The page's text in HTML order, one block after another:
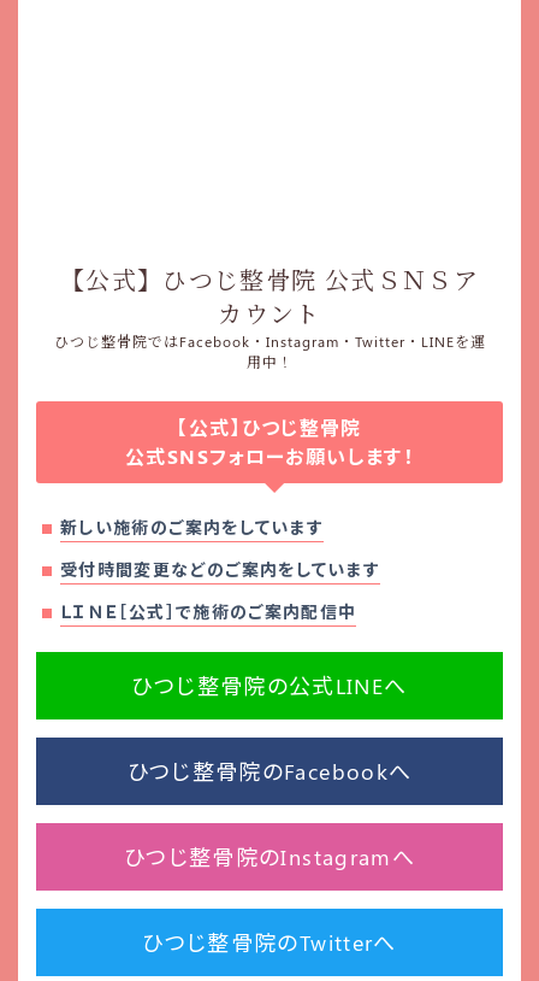
【公式】ひつじ整骨院 公式ＳＮＳア
カウント
ひつじ整骨院ではFacebook・Instagram・Twitter・LINEを運
用中！
【公式】ひつじ整骨院
公式SNSフォローお願いします！
新しい施術のご案内をしています
受付時間変更などのご案内をしています
ＬＩＮＥ［公式］で施術のご案内配信中
ひつじ整骨院の公式LINEへ
ひつじ整骨院のFacebookへ
ひつじ整骨院のInstagramへ
ひつじ整骨院のTwitterへ